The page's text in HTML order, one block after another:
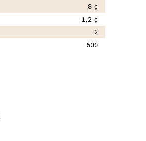
8 g
1,2 g
2
600